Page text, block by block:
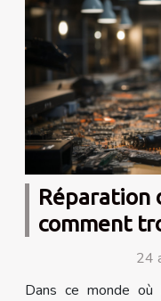
Réparation
comment
formation ?
24
Dans ce monde où